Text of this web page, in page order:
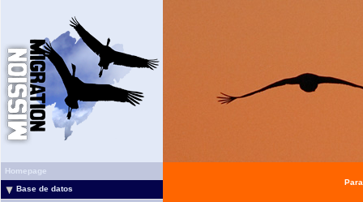
Homepage
Base de datos